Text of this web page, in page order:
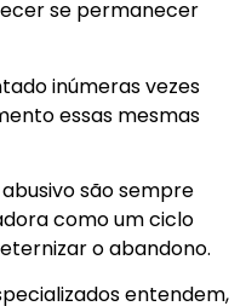
se permanecer
inúmeras vezes
essas mesmas
são sempre
como um ciclo
o abandono.
entendem,